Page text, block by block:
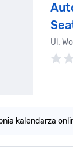
Ul.
kalendarza